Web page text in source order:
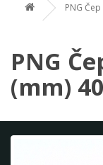
PNG
PNG
(mm)